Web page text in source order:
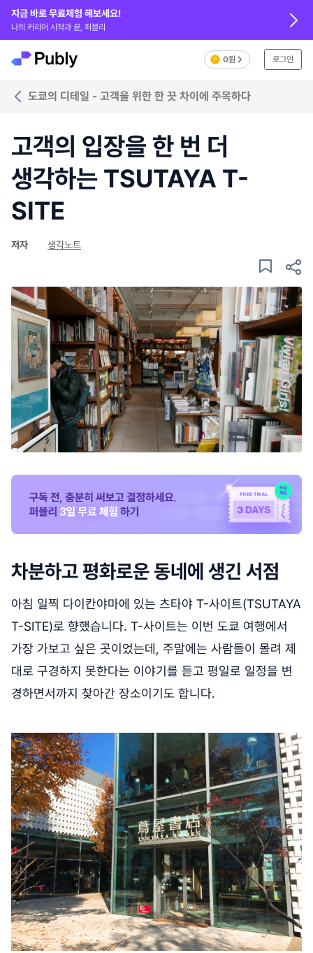
지금 바로 무료체험 해보세요!
나의 커리어 시작과 끝, 퍼블리
0원 로그인
도쿄의 디테일 - 고객을 위한 한 끗 차이에 주목하다
고객의 입장을 한 번 더
생각하는 TSUTAYA T-
SITE
저자 생각노트
차분하고 평화로운 동네에 생긴 서점
아침 일찍 다이칸야마에 있는 츠타야 T-사이트(TSUTAYA
T-SITE)로 향했습니다. T-사이트는 이번 도쿄 여행에서
가장 가보고 싶은 곳이었는데, 주말에는 사람들이 몰려 제
대로 구경하지 못한다는 이야기를 듣고 평일로 일정을 변
경하면서까지 찾아간 장소이기도 합니다.